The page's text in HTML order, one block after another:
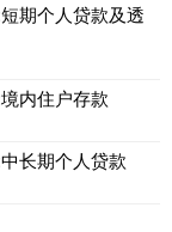
期个人贷款及透
内住户存款
长期个人贷款